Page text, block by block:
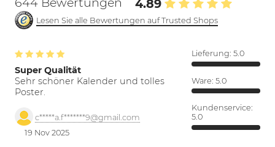
4.89
Lesen Sie alle Bewertungen auf Trusted Shops
Super Qualität
Sehr schöner Kalender und tolles
Poster.
c*****a.f*******9@gmail.com
19 Nov 2025
Lieferung: 5.0
Ware: 5.0
Kundenservice:
5.0